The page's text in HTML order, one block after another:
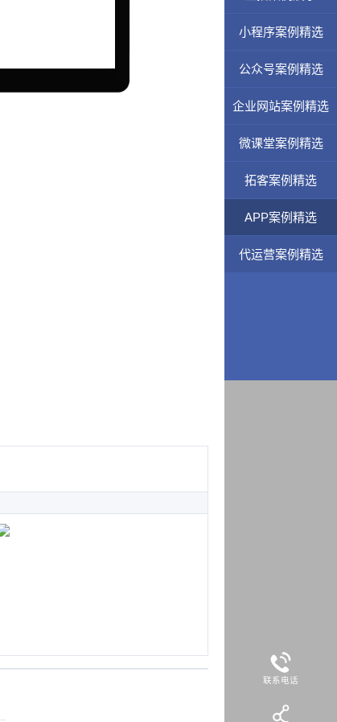
小程序案例精选
公众号案例精选
企业网站案例精选
微课堂案例精选
拓客案例精选
APP案例精选
代运营案例精选
联系电话
18578797999
中源云管家（图文）